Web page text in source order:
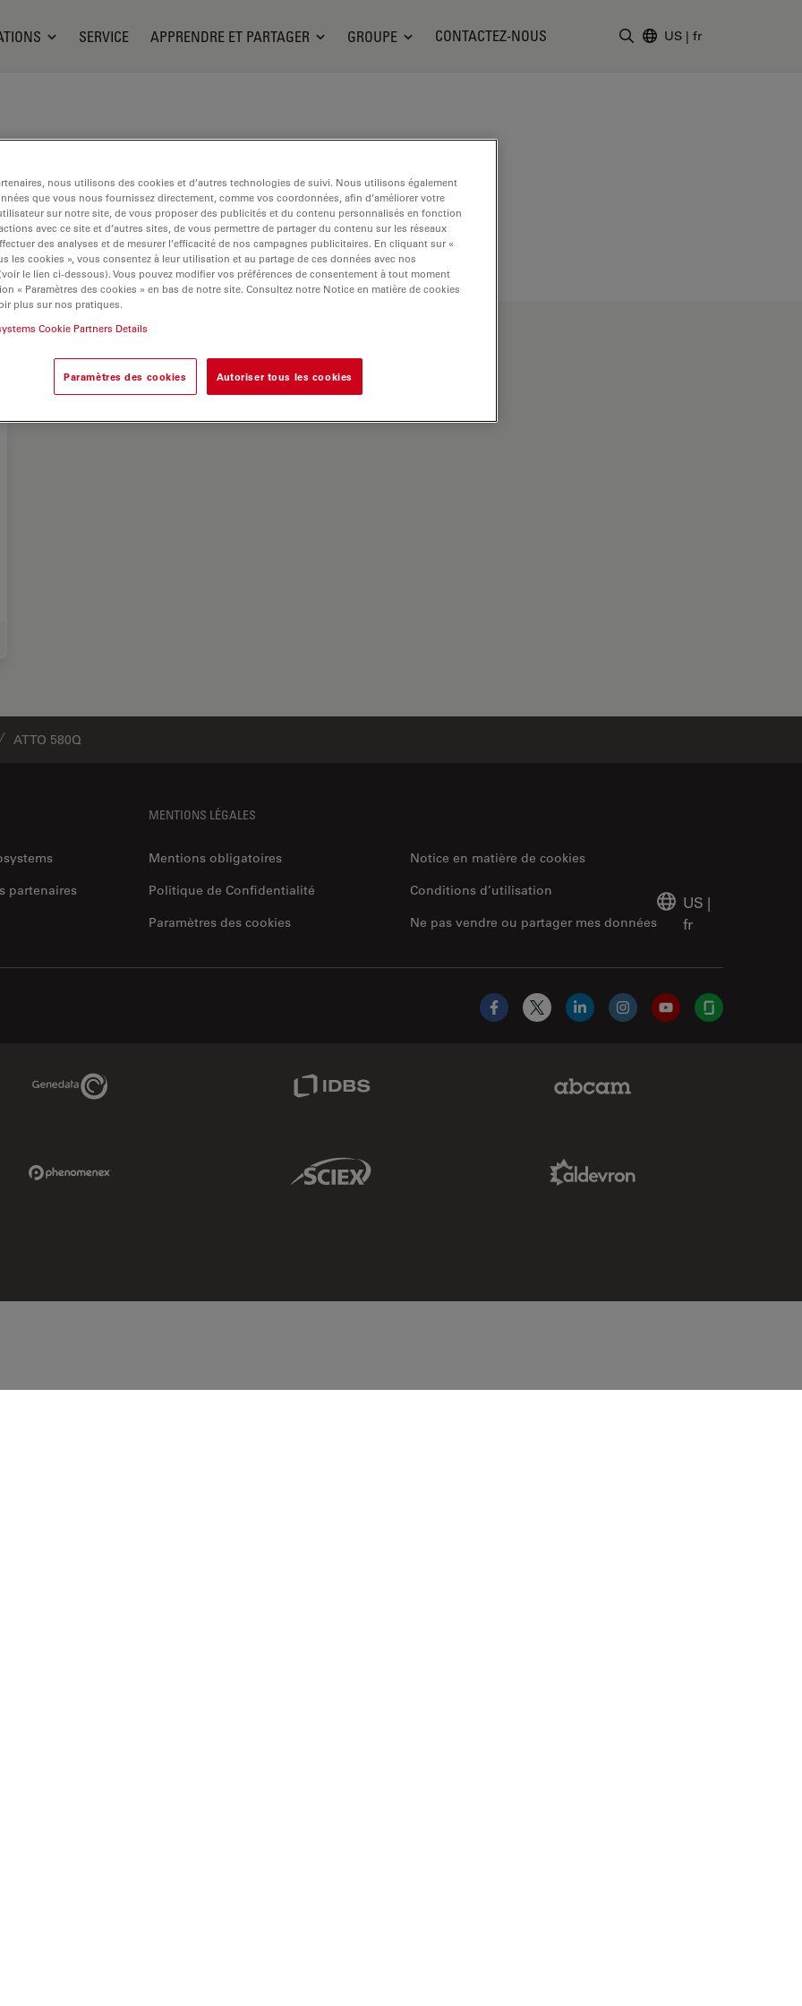
SERVICE APPRENDRE ET PARTAGER GROUPE CONTACTEZ-NOUS US | fr
pour la recherche en sciences de la vie
ATTO 580Q
partenaires
MENTIONS LÉGALES
Mentions obligatoires
Notice en matière de cookies
Politique de Confidentialité
Ne pas vendre ou partager mes données
Conditions d’utilisation
Paramètres des cookies
US |
fr
Facebook
X LinkedInInstagramYouTubeGlassdoor
Genedata Link
Sciex Link
nous utilisons des cookies et d’autres technologies de suivi. Nous utilisons également
que vous nous fournissez directement, comme vos coordonnées, afin d’améliorer votre
sur notre site, de vous proposer des publicités et du contenu personnalisés en fonction
avec ce site et d’autres sites, de vous permettre de partager du contenu sur les réseaux
des analyses et de mesurer l’efficacité de nos campagnes publicitaires. En cliquant sur «
les cookies », vous consentez à leur utilisation et au partage de ces données avec nos
le lien ci-dessous). Vous pouvez modifier vos préférences de consentement à tout moment
« Paramètres des cookies » en bas de notre site. Consultez notre Notice en matière de cookies
plus sur nos pratiques.
Cookie Partners Details
Paramètres des cookies Autoriser tous les cookies